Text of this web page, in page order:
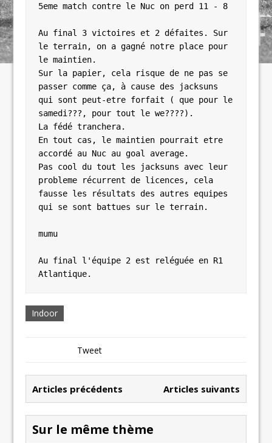
5eme match contre le Nuc on perd 11 - 8
Au final 3 victoires et 2 défaites. Sur
le terrain, on a gagné notre place pour
le maintien.
Sur la papier, cela risque de ne pas se
passer comme ça, à cause des jacksuns
qui sont peut-etre forfait ( que pour le
samedi???, pour tout le we????).
La fédé tranchera.
En tout cas, le maintien pourrait etre
accordé au Nuc au goal average.
Pas cool du tout les jacksuns avec leur
probleme récurrent de licences, cela
fausse les résultats des autres equipes
qui se sont battues sur le terrain.
mumu
Au final l'équipe 2 est reléguée en R1
Atlantique.
Indoor
Tweet
Articles précédents Articles suivants
Sur le même thème